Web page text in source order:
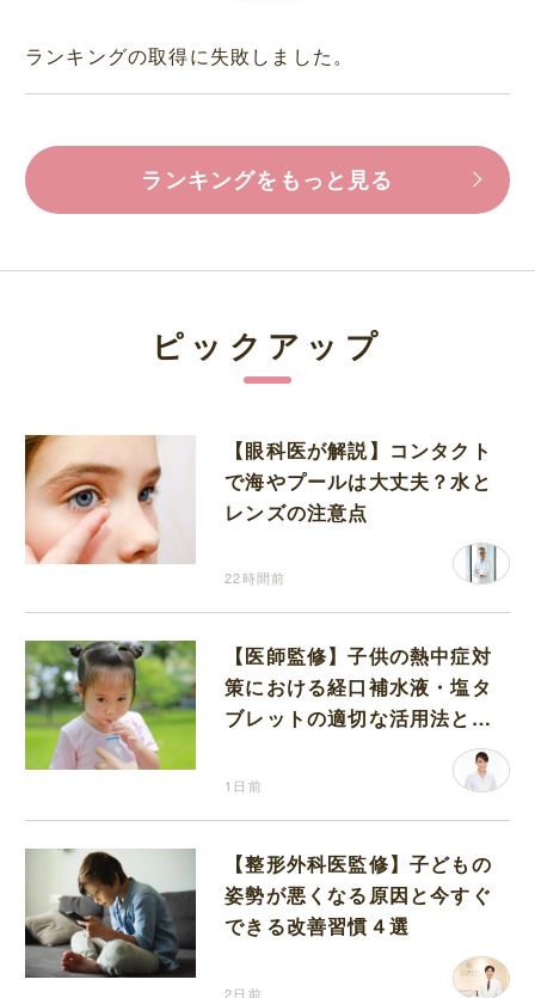
ランキングの取得に失敗しました。
ランキングをもっと見る
ピックアップ
【眼科医が解説】コンタクト
で海やプールは大丈夫？水と
レンズの注意点
22時間前
【医師監修】子供の熱中症対
策における経口補水液・塩タ
ブレットの適切な活用法と水
1日前
【整形外科医監修】子どもの
姿勢が悪くなる原因と今すぐ
できる改善習慣４選
2日前